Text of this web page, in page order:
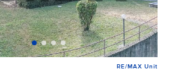
RE/MAX Unit